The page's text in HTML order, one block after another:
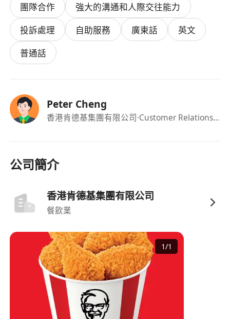
團隊合作
強大的溝通和人際交往能力
投訴處理
自助服務 廣東話
英文
普通話
Peter Cheng
香港肯德基集團有限公司·Customer Relations Coordinator
公司簡介
香港肯德基集團有限公司
餐飲業
1/1